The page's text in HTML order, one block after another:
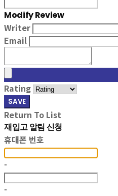
Modify Review
Writer
Email
Rating
SAVE
Return To List
재입고 알림 신청
휴대폰 번호
-
-